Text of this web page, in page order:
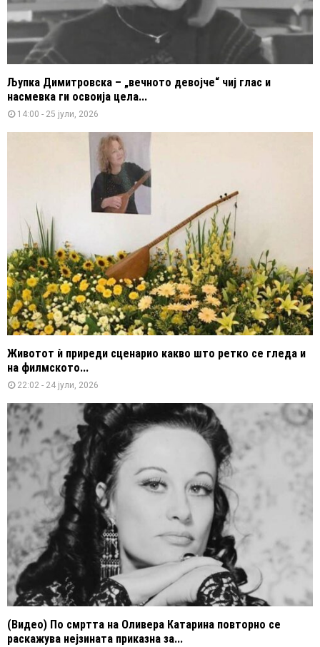
Љупка Димитровска – „вечното девојче“ чиј глас и
насмевка ги освоија цела...
14:00 - 25 јули, 2026
Животот ѝ приреди сценарио какво што ретко се гледа и
на филмското...
22:02 - 24 јули, 2026
(Видео) По смртта на Оливера Катарина повторно се
раскажува нејзината приказна за...